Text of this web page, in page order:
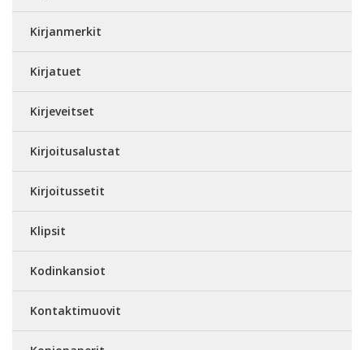
Kirjanmerkit
Kirjatuet
Kirjeveitset
Kirjoitusalustat
Kirjoitussetit
Klipsit
Kodinkansiot
Kontaktimuovit